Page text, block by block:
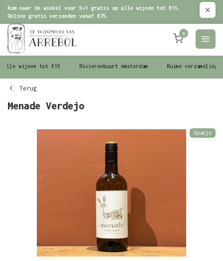
Kom naar de winkel voor 5+1 gratis op alle wijnen tot €15.
Online gratis verzenden vanaf €75.
0
wijnen tot €15 Rivierenbuurt Amsterdam Ruime verzameling
Terug
Menade Verdejo
Spanje